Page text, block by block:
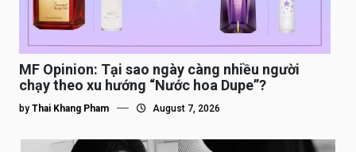
MF Opinion: Tại sao ngày càng nhiều người
chạy theo xu hướng “Nước hoa Dupe”?
by Thai Khang Pham August 7, 2026